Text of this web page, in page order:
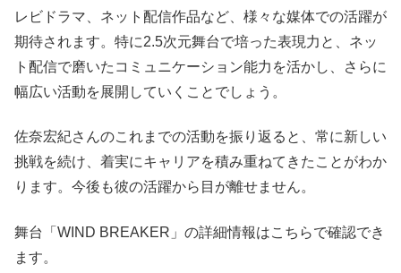
レビドラマ、ネット配信作品など、様々な媒体での活躍が
期待されます。特に2.5次元舞台で培った表現力と、ネッ
ト配信で磨いたコミュニケーション能力を活かし、さらに
幅広い活動を展開していくことでしょう。
佐奈宏紀さんのこれまでの活動を振り返ると、常に新しい
挑戦を続け、着実にキャリアを積み重ねてきたことがわか
ります。今後も彼の活躍から目が離せません。
舞台「WIND BREAKER」の詳細情報はこちらで確認でき
ます。